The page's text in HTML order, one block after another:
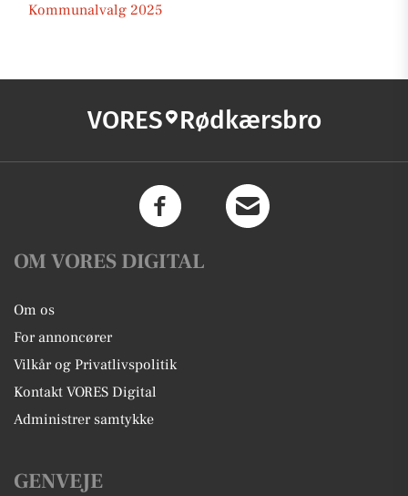
Kommunalvalg 2025
VORES Rødkærsbro
OM VORES DIGITAL
Om os
For annoncører
Vilkår og Privatlivspolitik
Kontakt VORES Digital
Administrer samtykke
GENVEJE